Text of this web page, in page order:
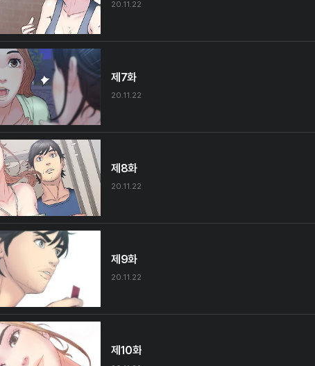
20.11.22
제7화
20.11.22
제8화
20.11.22
제9화
20.11.22
제10화